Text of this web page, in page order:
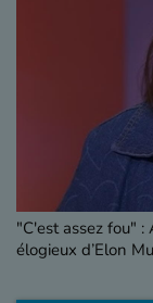
"C'est assez fou"
élogieux d’Elon